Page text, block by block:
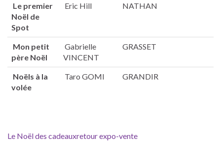
Le premier
Noël de
Spot
Eric Hill NATHAN
Mon petit
père Noël
Gabrielle
VINCENT
GRASSET
Noëls à la
volée
Taro GOMI GRANDIR
Le Noël des cadeauxretour expo-vente